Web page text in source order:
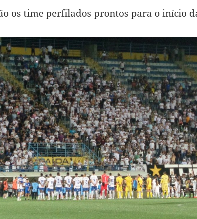
os time perfilados prontos para o início